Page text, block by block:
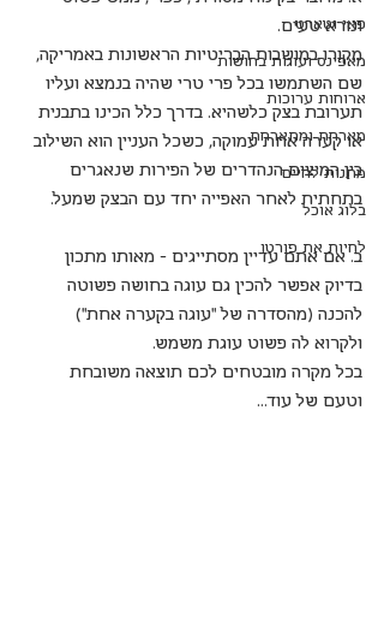
פאי וטארט
מאפינס ועוגות בחושות
ארוחות ערוכות
מארחת ומתארחת
מתנות לחיים
בלוג אוכל
לחיות את פורטו
ונורא טעים.
מקורו במושבות הבריטיות הראשונות באמריקה,
שם השתמשו בכל פרי טרי שהיה בנמצא ועליו
תערובת בצק כלשהיא. בדרך כלל הכינו בתבנית
או קערה אחת עמוקה, כשכל העניין הוא השילוב
בין המיצים הנהדרים של הפירות שנאגרים
בתחתית לאחר האפייה יחד עם הבצק שמעל.
ב. אם אתם עדיין מסתייגים - מאותו מתכון
בדיוק אפשר להכין גם עוגה בחושה פשוטה
להכנה (מהסדרה של "עוגה בקערה אחת")
ולקרוא לה פשוט עוגת משמש.
בכל מקרה מובטחים לכם תוצאה משובחת
וטעם של עוד...